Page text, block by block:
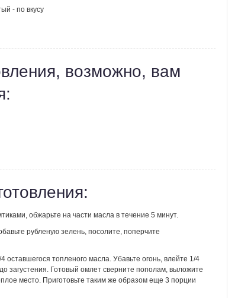
- по вкусу
возможно, вам
обжарьте на части масла в течение 5 минут.
рубленую зелень, посолите, поперчите
оставшегося топленого масла. Убавьте огонь, влейте 1/4
загустения. Готовый омлет сверните пополам, выложите
место. Приготовьте таким же образом еще 3 порции